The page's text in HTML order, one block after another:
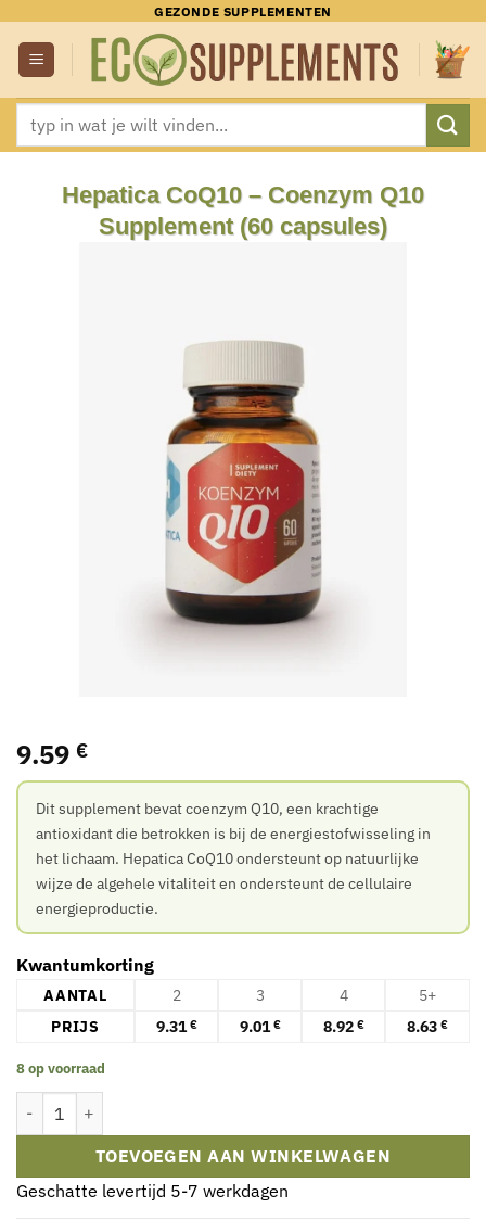
naar
inhoud
GEZONDE SUPPLEMENTEN
Zoeken
naar:
Hepatica CoQ10 – Coenzym Q10
Supplement (60 capsules)
9.59 €
Dit supplement bevat coenzym Q10, een krachtige
antioxidant die betrokken is bij de energiestofwisseling in
het lichaam. Hepatica CoQ10 ondersteunt op natuurlijke
wijze de algehele vitaliteit en ondersteunt de cellulaire
energieproductie.
Kwantumkorting
AANTAL 2 3 4
5+
PRIJS
9.31€ 9.01€ 8.92 € 8.63 €
8 op voorraad
Hepatica CoQ10 – Coenzym Q10 Supplement (60 capsules) aantal
TOEVOEGEN AAN WINKELWAGEN
Geschatte levertijd 5-7 werkdagen